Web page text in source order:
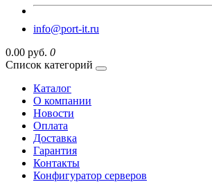
info@port-it.ru
0.00 руб. 0
Список категорий
Каталог
О компании
Новости
Оплата
Доставка
Гарантия
Контакты
Конфигуратор серверов